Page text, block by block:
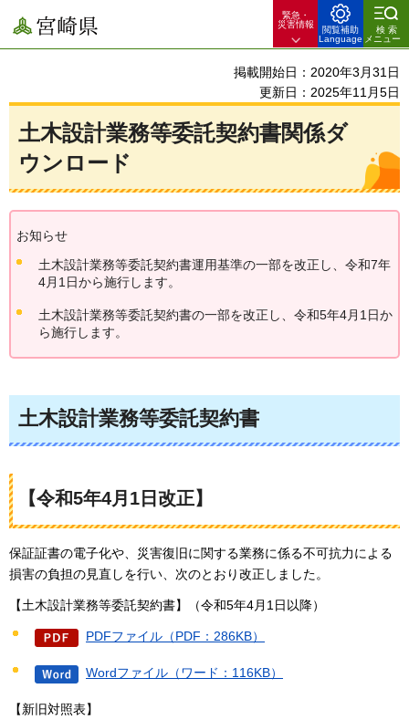
宮崎県
緊急・
災害情報
閲覧補助
Language
検索
メニュー
掲載開始日：2020年3月31日
更新日：2025年11月5日
土木設計業務等委託契約書関係ダ
ウンロード
お知らせ
土木設計業務等委託契約書運用基準の一部を改正し、令和7年
4月1日から施行します。
土木設計業務等委託契約書の一部を改正し、令和5年4月1日か
ら施行します。
土木設計業務等委託契約書
【令和5年4月1日改正】
保証証書の電子化や、災害復旧に関する業務に係る不可抗力による
損害の負担の見直しを行い、次のとおり改正しました。
【土木設計業務等委託契約書】（令和5年4月1日以降）
PDFファイル（PDF：286KB）
Wordファイル（ワード：116KB）
【新旧対照表】